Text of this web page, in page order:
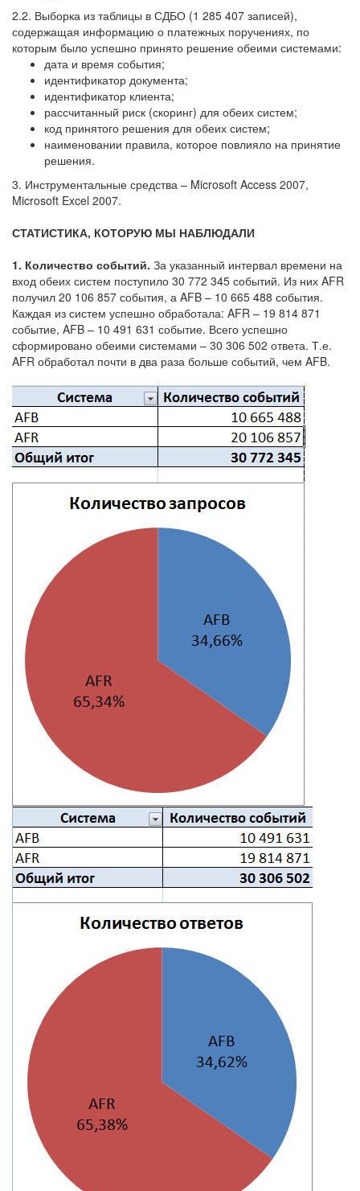
2.2. Выборка из таблицы в СДБО (1 285 407 записей),
содержащая информацию о платежных поручениях, по
которым было успешно принято решение обеими системами:
дата и время события;
идентификатор документа;
идентификатор клиента;
рассчитанный риск (скоринг) для обеих систем;
код принятого решения для обеих систем;
наименовании правила, которое повлияло на принятие
решения.
3. Инструментальные средства – Microsoft Access 2007,
Microsoft Excel 2007.
СТАТИСТИКА, КОТОРУЮ МЫ НАБЛЮДАЛИ
1. Количество событий. За указанный интервал времени на
вход обеих систем поступило 30 772 345 событий. Из них AFR
получил 20 106 857 события, а AFB – 10 665 488 события.
Каждая из систем успешно обработала: AFR – 19 814 871
событие, AFB – 10 491 631 событие. Всего успешно
сформировано обеими системами – 30 306 502 ответа. Т.е.
AFR обработал почти в два раза больше событий, чем AFB.